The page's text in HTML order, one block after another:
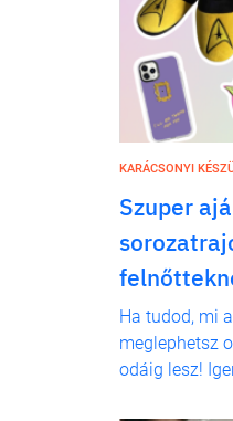
KARÁCSONYI
Szuper
Ha tudod, mi
meglephetsz
odáig lesz!